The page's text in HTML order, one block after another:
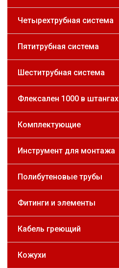
Четырехтрубная система
Пятитрубная система
Шеститрубная система
Флексален 1000 в штангах
Комплектующие
Инструмент для монтажа
Полибутеновые трубы
Фитинги и элементы
Кабель греющий
Кожухи